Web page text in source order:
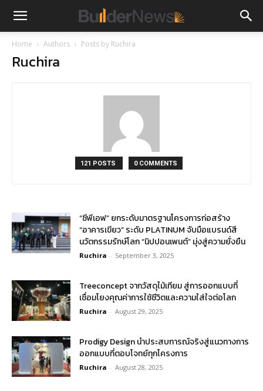
Home Authors Posts by Ruchira
Ruchira
121 POSTS 0 COMMENTS
“ซีพีเอฟ” ยกระดับมาตรฐานโครงการก่อสร้าง
“อาคารเขียว” ระดับ PLATINUM จับมือแบรนด์สี
นวัตกรรมรักษ์โลก “นิปปอนเพนต์” มุ่งสู่ความยั่งยืน
Ruchira - September 3, 2025
Treeconcept จากวัสดุไม้เทียม สู่การออกแบบที่
เชื่อมโยงคุณค่าการใช้ชีวิตและความใส่ใจต่อโลก
Ruchira - August 29, 2025
Prodigy Design นำประสบการณ์จริงสู่แนวทางการ
ออกแบบที่ตอบโจทย์ทุกโครงการ
Ruchira - August 28, 2025